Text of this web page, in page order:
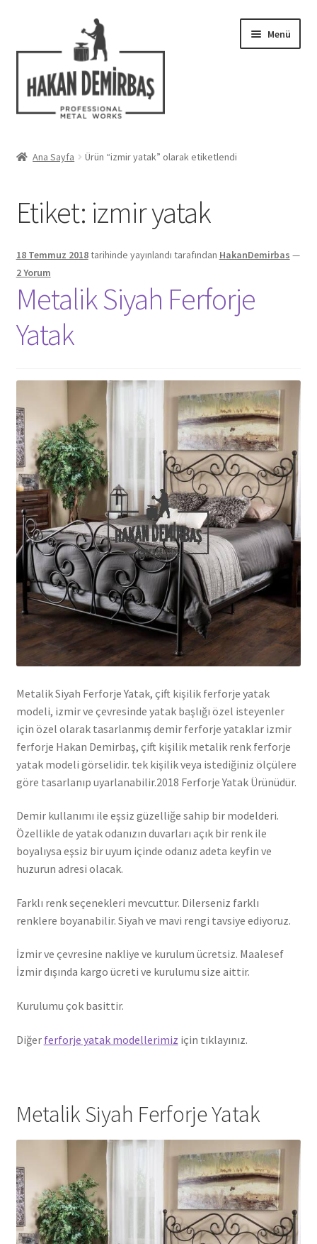
Menü
Uygulamalar
Blog
İletişim
Ana Sayfa Ürün “izmir yatak” olarak etiketlendi
Etiket: izmir yatak
18 Temmuz 2018tarihinde yayınlandı tarafından HakanDemirbas —
2 Yorum
Metalik Siyah Ferforje
Yatak
Metalik Siyah Ferforje Yatak, çift kişilik ferforje yatak
modeli, izmir ve çevresinde yatak başlığı özel isteyenler
için özel olarak tasarlanmış demir ferforje yataklar izmir
ferforje Hakan Demirbaş, çift kişilik metalik renk ferforje
yatak modeli görselidir. tek kişilik veya istediğiniz ölçülere
göre tasarlanıp uyarlanabilir.2018 Ferforje Yatak Ürünüdür.
Demir kullanımı ile eşsiz güzelliğe sahip bir modelderi.
Özellikle de yatak odanızın duvarları açık bir renk ile
boyalıysa eşsiz bir uyum içinde odanız adeta keyfin ve
huzurun adresi olacak.
Farklı renk seçenekleri mevcuttur. Dilerseniz farklı
renklere boyanabilir. Siyah ve mavi rengi tavsiye ediyoruz.
İzmir ve çevresine nakliye ve kurulum ücretsiz. Maalesef
İzmir dışında kargo ücreti ve kurulumu size aittir.
Kurulumu çok basittir.
Diğer ferforje yatak modellerimiz için tıklayınız.
Metalik Siyah Ferforje Yatak